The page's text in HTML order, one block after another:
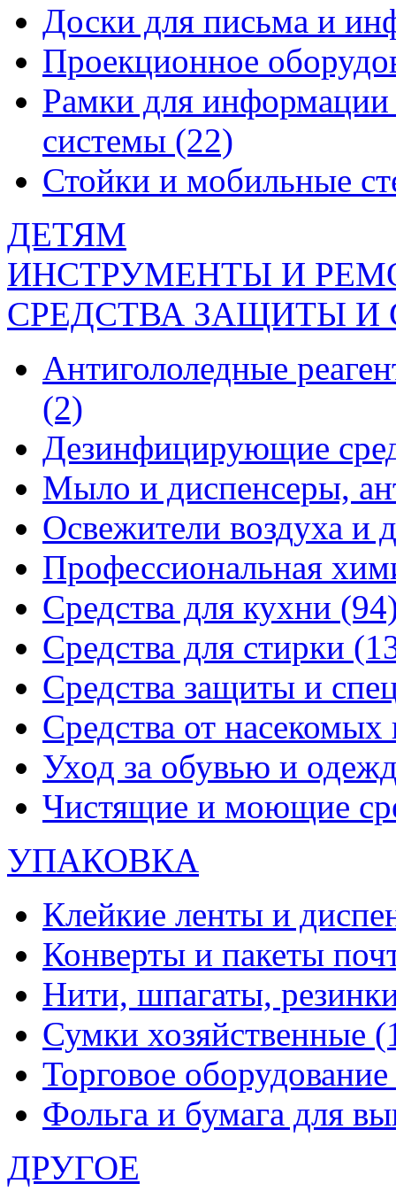
Доски для письма и
Проекционное
Рамки для
системы (22)
Стойки и мобильные
ДЕТЯМ
ИНСТРУМЕНТЫ И
СРЕДСТВА ЗАЩИТЫ
Антигололедные
(2)
Дезинфицирующие
Мыло и диспенсеры,
Освежители воздуха и
Профессиональная
Средства для кухни
Средства для стирки
Средства защиты и
Средства от
Уход за обувью и
Чистящие и моющие
УПАКОВКА
Клейкие ленты и
Конверты и пакеты
Нити, шпагаты,
Сумки хозяйственные
Торговое оборудование
Фольга и бумага для
ДРУГОЕ